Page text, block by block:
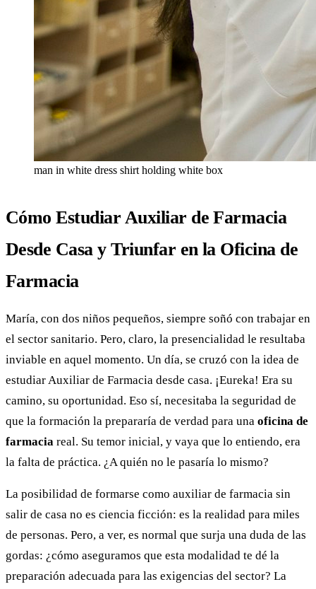
man in white dress shirt holding white box
Cómo Estudiar Auxiliar de Farmacia
Desde Casa y Triunfar en la Oficina de
Farmacia
María, con dos niños pequeños, siempre soñó con trabajar en
el sector sanitario. Pero, claro, la presencialidad le resultaba
inviable en aquel momento. Un día, se cruzó con la idea de
estudiar Auxiliar de Farmacia desde casa. ¡Eureka! Era su
camino, su oportunidad. Eso sí, necesitaba la seguridad de
que la formación la prepararía de verdad para una oficina de
farmacia real. Su temor inicial, y vaya que lo entiendo, era
la falta de práctica. ¿A quién no le pasaría lo mismo?
La posibilidad de formarse como auxiliar de farmacia sin
salir de casa no es ciencia ficción: es la realidad para miles
de personas. Pero, a ver, es normal que surja una duda de las
gordas: ¿cómo aseguramos que esta modalidad te dé la
preparación adecuada para las exigencias del sector? La